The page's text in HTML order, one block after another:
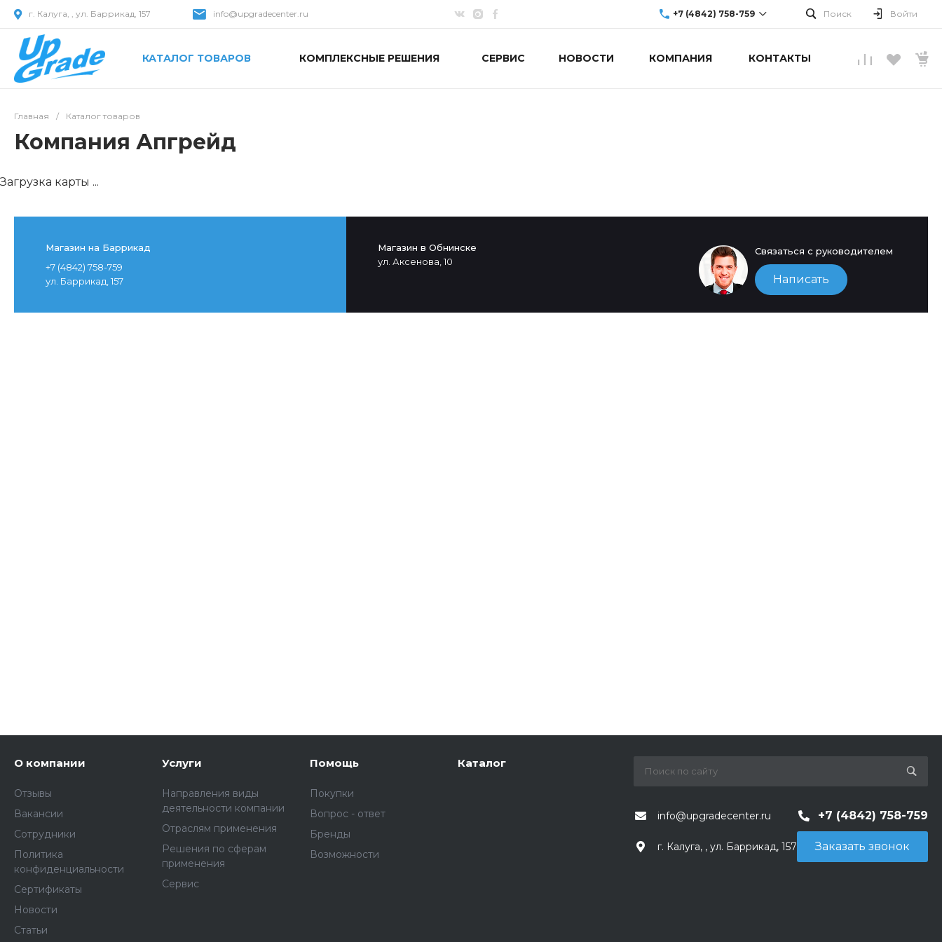
г. Калуга, , ул. Баррикад, 157 info@upgradecenter.ru +7 (4842) 758-759
г. Обнинск, ул.
Поиск Войти
КАТАЛОГ ТОВАРОВ КОМПЛЕКСНЫЕ РЕШЕНИЯ СЕРВИС НОВОСТИ КОМПАНИЯ КОНТАКТЫ
Главная / Каталог товаров
Компания Апгрейд
Магазин на Баррикад
+7 (4842) 758-759
ул. Баррикад, 157
Магазин в Обнинске
ул. Аксенова, 10
Связаться с руководителем
Написать
Загрузка карты ...
О компании
Отзывы
Вакансии
Сотрудники
Политика
конфиденциальности
Сертификаты
Новости
Статьи
Услуги
Направления виды
деятельности компании
Отраслям применения
Решения по сферам
применения
Сервис
Помощь
Покупки
Вопрос - ответ
Бренды
Возможности
Каталог
info@upgradecenter.ru +7 (4842) 758-759
г. Калуга, , ул. Баррикад, 157 Заказать звонок